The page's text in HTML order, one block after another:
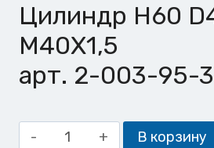
Цилиндр H60
M40X1,5
арт. 2-003-95-
Количество
В корзину